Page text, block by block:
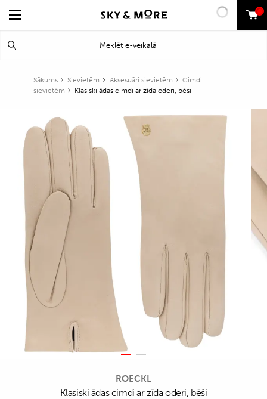
0
Sākums Sievietēm Aksesuāri sievietēm
Cimdi
sievietēm
Klasiski ādas cimdi ar zīda oderi, bēši
ROECKL
Klasiski ādas cimdi ar zīda oderi, bēši